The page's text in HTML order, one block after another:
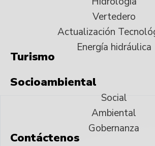
Vertedero
Actualización
Energía hidráulica
Turismo
Socioambiental
Social
Ambiental
Gobernanza
Contáctenos